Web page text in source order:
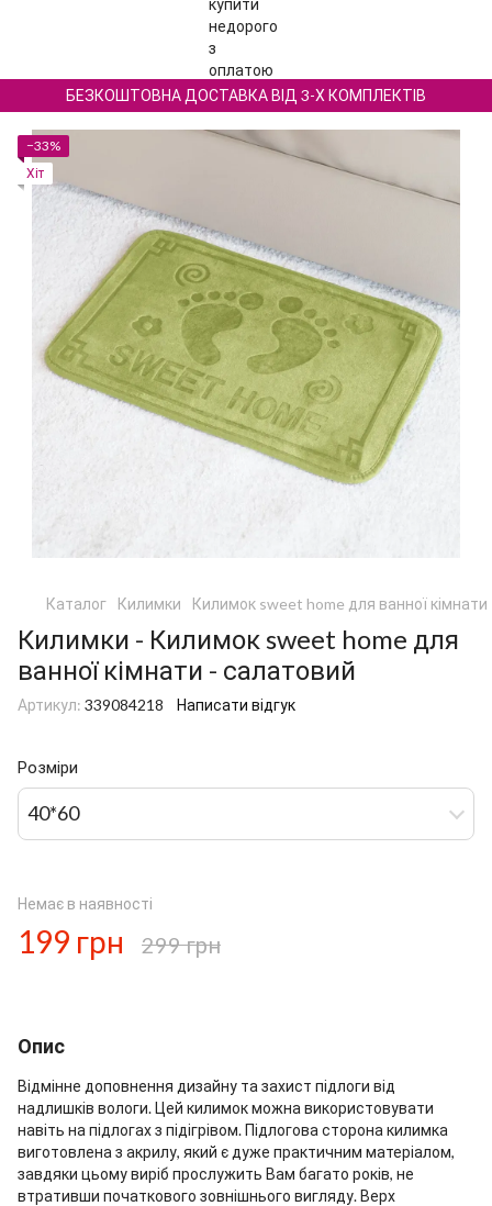
БЕЗКОШТОВНА ДОСТАВКА ВІД 3-Х КОМПЛЕКТІВ
−33%
Хіт
Каталог Килимки Килимок sweet home для ванної
Килимки - Килимок sweet home для
ванної кімнати - салатовий
Артикул: 339084218 Написати відгук
Розміри
40*60
Немає в наявності
199 грн 299 грн
Опис
Відмінне доповнення дизайну та захист підлоги від
надлишків вологи. Цей килимок можна використовувати
навіть на підлогах з підігрівом. Підлогова сторона килимка
виготовлена з акрилу, який є дуже практичним матеріалом,
завдяки цьому виріб прослужить Вам багато років, не
втративши початкового зовнішнього вигляду. Верх